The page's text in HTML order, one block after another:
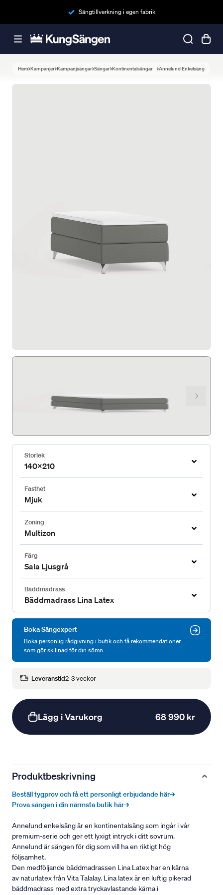
Sängtillverkning i egen fabrik
Hem Kampanjer Kampanjsängar Sängar Kontinentalsängar Annelund Enkelsäng
Storlek
140x210
Fasthet
Mjuk
Zoning
Multizon
Färg
Sala Ljusgrå
Bäddmadrass
Bäddmadrass Lina Latex
Boka Sängexpert
Boka personlig rådgivning i butik och få rekommendationer
som gör skillnad för din sömn.
Leveranstid2-3 veckor
Lägg i Varukorg 68 990 kr
Produktbeskrivning
Beställ tygprov och få ett personligt erbjudande här→
Prova sängen i din närmsta butik här→
Annelund enkelsäng är en kontinentalsäng som ingår i vår
premium-serie och ger ett lyxigt intryck i ditt sovrum.
Annelund är sängen för dig som vill ha en riktigt hög
följsamhet.
Den medföljande bäddmadrassen Lina Latex har en kärna
av naturlatex från Vita Talalay. Lina latex är en luftig pikerad
bäddmadrass med extra tryckavlastande kärna i